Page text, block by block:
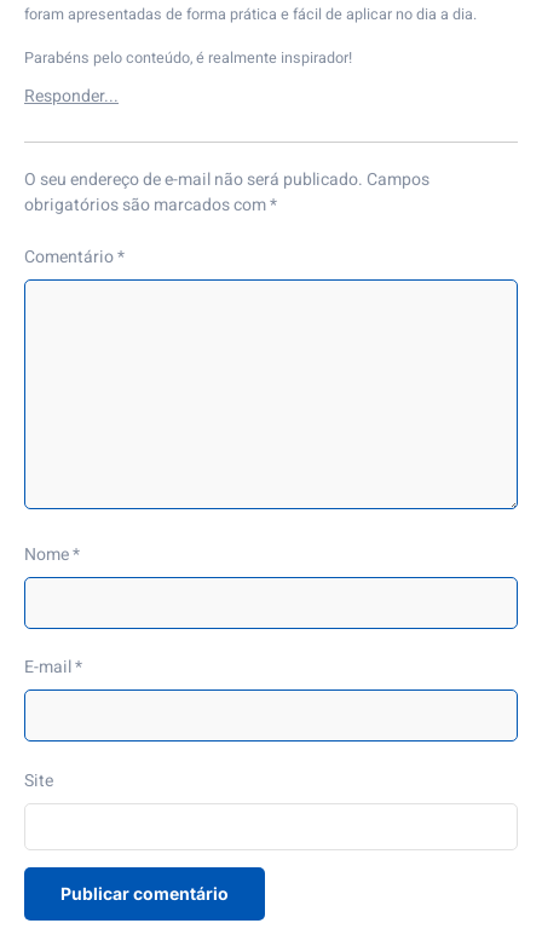
foram apresentadas de forma prática e fácil de aplicar no dia a dia.
Parabéns pelo conteúdo, é realmente inspirador!
O seu endereço de e-mail não será publicado. Campos
obrigatórios são marcados com*
Comentário*
Nome*
E-mail*
Site